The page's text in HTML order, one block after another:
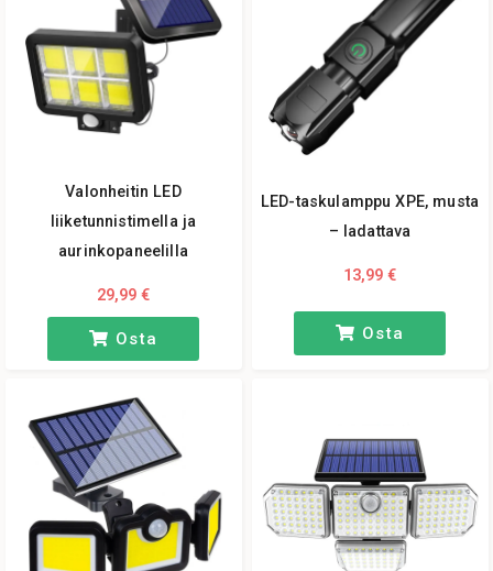
turvallisesti . Myyntiykkösemme
ladattava taskulamppu
varavirtalähteellä, jota voit kuljettaa helposti mukanasi laukussa
ja joka voidaan ladata missä tahansa USB-portissa.
Aurinkopaneeleillatoimivilla, liiketunnistimella ja
hämäräkytkimellä
varustettujen LED-valaisimiemme
yöllä. Koska valaisimet ladataan aurinkokennoilla, sinun ei
koskaan tarvitse miettiä pariston vaihtoa tai johtojen
asentamista.
Valonheitin LED
liiketunnistimella ja
aurinkopaneelilla
29,99 €
Osta
LED-taskulamppu XPE, musta
– ladattava
13,99 €
Osta